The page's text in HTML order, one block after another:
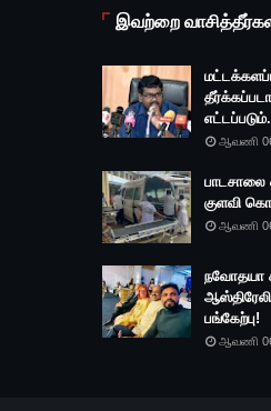
இவற்றை
எட்டப்படும்.
ஆவணி
பாடசாலை
குளவி
ஆவணி
நவோதயா
பங்கேற்பு!
ஆவணி